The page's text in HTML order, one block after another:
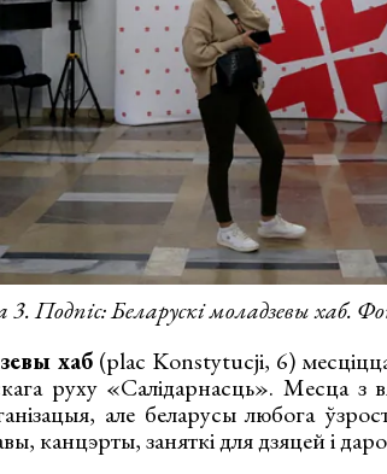
Подпіс: Беларускі моладзевы хаб.
хаб(plac Konstytucji, 6)
руху «Салідарнасць». Месца з
але беларусы любога
канцэрты, заняткі для дзяцей і